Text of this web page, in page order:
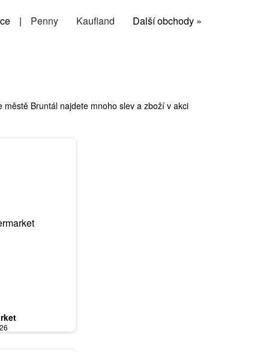
| Penny Kaufland Další obchody »
městě Bruntál najdete mnoho slev a zboží v akci